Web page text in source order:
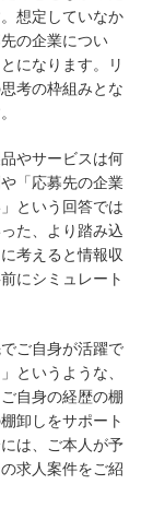
想定していなか
の企業につい
になります。リ
考の枠組みとな
やサービスは何
「応募先の企業
という回答では
た、より踏み込
考えると情報収
にシミュレート
ご自身が活躍で
というような、
自身の経歴の棚
卸しをサポート
は、ご本人が予
求人案件をご紹